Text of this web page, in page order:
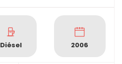
Diésel 2006